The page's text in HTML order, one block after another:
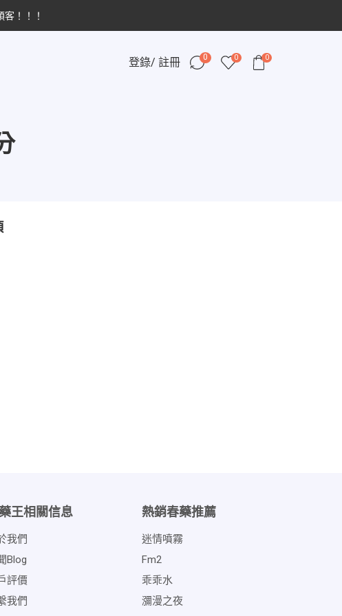
！！！
登錄/ 註冊 0 0 0
王相關信息
我們
blog
評價
我們
熱銷春藥推薦
迷情噴霧
Fm2
乖乖水
瀰漫之夜